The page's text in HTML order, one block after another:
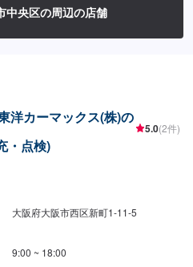
中央区の周辺の店舗
洋カーマックス(株)の
・点検)
5.0(2件)
大阪府大阪市西区新町1-11-5
9:00 ~ 18:00